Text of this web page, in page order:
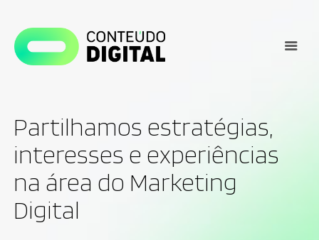
Partilhamos estratégias,
interesses e experiências
na área do Marketing
Digital